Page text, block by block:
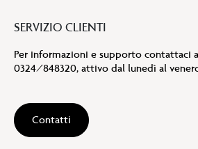
SERVIZIO CLIENTI
Per informazioni e supporto contattaci
0324/848320, attivo dal lunedì al
Contatti